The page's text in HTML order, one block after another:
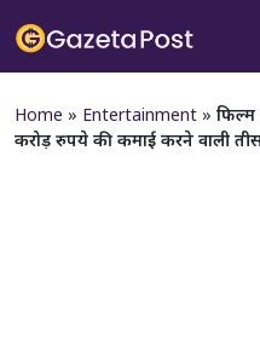
Home » Entertainment » फिल्म
करोड़ रुपये की कमाई करने वाली